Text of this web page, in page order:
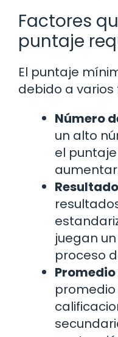
Factores
puntaje
El puntaje
debido a varios
Número
un alto
el
juegan
proceso